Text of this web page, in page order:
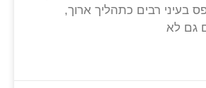
בעיני רבים כתהליך ארוך,
גם לא